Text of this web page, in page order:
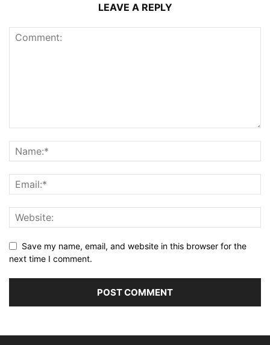
LEAVE A REPLY
Save my name, email, and website in this browser for the
next time I comment.